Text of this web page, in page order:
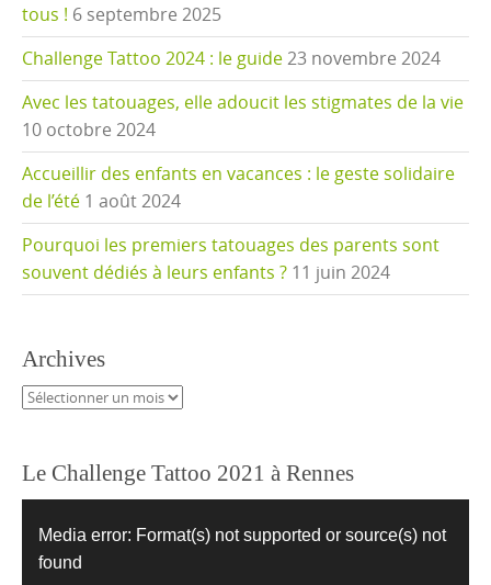
tous ! 6 septembre 2025
Challenge Tattoo 2024 : le guide23 novembre 2024
Avec les tatouages, elle adoucit les stigmates de la vie
10 octobre 2024
Accueillir des enfants en vacances : le geste solidaire
de l’été 1 août 2024
Pourquoi les premiers tatouages des parents sont
souvent dédiés à leurs enfants ? 11 juin 2024
Archives
Archives
Le Challenge Tattoo 2021 à Rennes
vidéo
Media error: Format(s) not supported or source(s) not
found